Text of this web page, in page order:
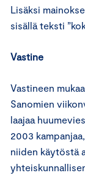
Lisäksi
sisällä teksti
Vastine
Vastineen
Sanomien
laajaa
2003
niiden käytöstä